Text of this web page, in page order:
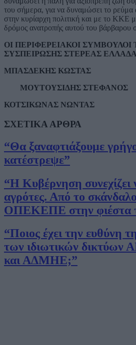
του σήμερα, για να δυναμώσει το ρεύμα
στην κυρίαρχη πολιτική και με το ΚΚΕ
δρόμος ανατροπής αυτού του βάρβαρου
ΟΙ ΠΕΡΙΦΕΡΕΙΑΚΟΙ ΣΥΜΒΟΥΛΟΙ
ΣΥΣΠΕΙΡΩΣΗΣ ΣΤΕΡΕΑΣ
ΜΠΑΣΔΕΚΗΣ ΚΩΣΤΑΣ
ΜΟΥΤΟΥΣΙΔΗΣ ΣΤΕΦΑΝΟΣ
ΚΟΤΣΙΚΩΝΑΣ ΝΩΝΤΑΣ
ΣΧΕΤΙΚΑ ΑΡΘΡΑ
“Θα ξαναφτιάξουμε
κατέστρεψε”
“Η Κυβέρνηση συνεχίζει
αγρότες. Από το
ΟΠΕΚΕΠΕ στην φιέστα
“Ποιος έχει την ευθύνη
των ιδιωτικών
και ΑΔΜΗΕ;”